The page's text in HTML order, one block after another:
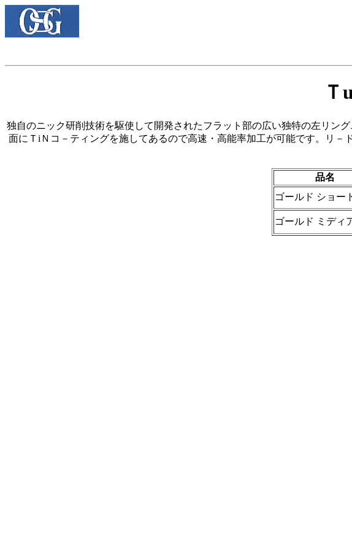
Ｔ
独自のニック研削技術を駆使して開発されたフラット部の広い独特の左リン
面にＴiＮコ－ティングを施してあるので高速・高能率加工が可能です。リ
品名
ゴールド ショー
ゴールド ミディ